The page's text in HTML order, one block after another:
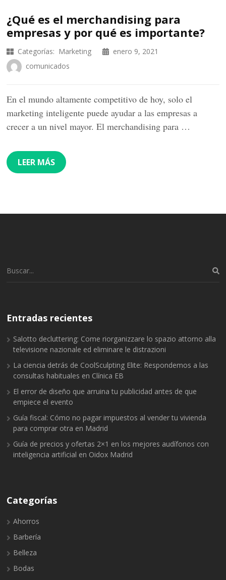
¿Qué es el merchandising para
empresas y por qué es importante?
Categorías: Marketing
enero 9, 2021
comunicados
En el mundo altamente competitivo de hoy, solo el
marketing inteligente puede ayudar a las empresas a
crecer a un nivel mayor. El merchandising para …
LEER MÁS
Buscar:
Entradas recientes
Salotto decluttering: Come riorganizzare lo spazio attorno alla
televisione nazionale ed eliminare le distrazioni
La ciencia detrás de CoolSculpting Elite: Respondemos a las
consultas habituales en Clínica EB
El error de diseño que arruina tu publicidad antes de que
empiece el evento
Guía fiscal: Cómo no pagar impuestos al vender tu vivienda
para comprar otra en Madrid
Guía de precios y ofertas 2×1 en los mejores audífonos con
inteligencia artificial en Oidox Madrid
Categorías
Ahorros
Barbería
Belleza
Bodas